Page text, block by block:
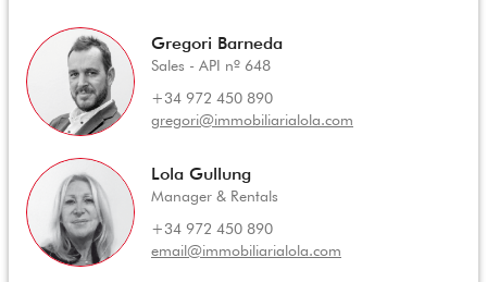
Gregori Barneda
Sales - API nº 648
+34 972 450 890
gregori@immobiliarialola.com
Lola Gullung
Manager & Rentals
+34 972 450 890
email@immobiliarialola.com